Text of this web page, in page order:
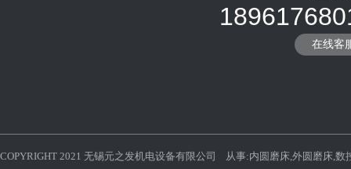
在线客
COPYRIGHT 2021 无锡元之发机电设备有限公司 从事:内圆磨床,外圆磨床,数